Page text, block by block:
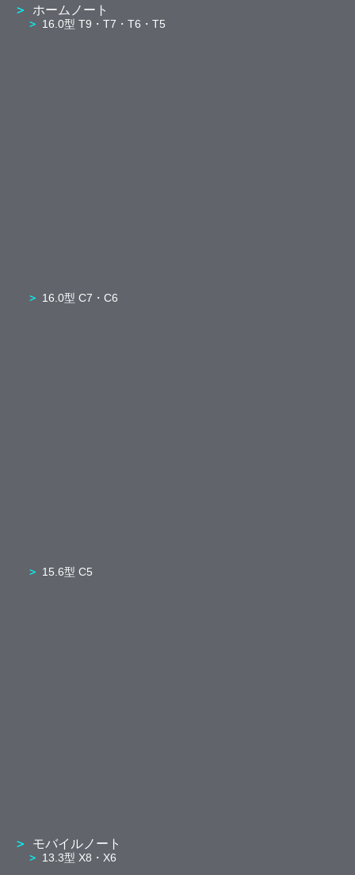
ホームノート
16.0型 T9・T7・T6・T5
16.0型 C7・C6
15.6型 C5
モバイルノート
13.3型 X8・X6